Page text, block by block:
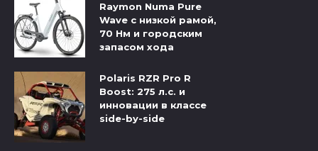
Raymon Numa Pure
Wave с низкой рамой,
70 Нм и городским
запасом хода
Polaris RZR Pro R
Boost: 275 л.с. и
инновации в классе
side-by-side